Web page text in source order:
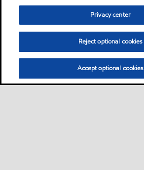
Privacy center
Reject optional cookies
Accept optional cookies